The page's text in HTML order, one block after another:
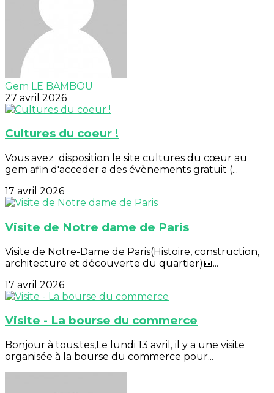
Gem LE BAMBOU
27 avril 2026
Cultures du coeur !
Vous avez disposition le site cultures du cœur au
gem afin d'acceder a des évènements gratuit (...
17 avril 2026
Visite de Notre dame de Paris
Visite de Notre-Dame de Paris(Histoire, construction,
architecture et découverte du quartier)📅...
17 avril 2026
Visite - La bourse du commerce
Bonjour à tous.tes,Le lundi 13 avril, il y a une visite
organisée à la bourse du commerce pour...